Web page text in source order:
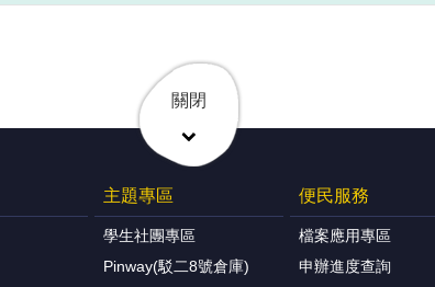
關閉
主題專區
學生社團專區
Pinway(駁二8號倉庫)
便民服務
檔案應用專區
申辦進度查詢